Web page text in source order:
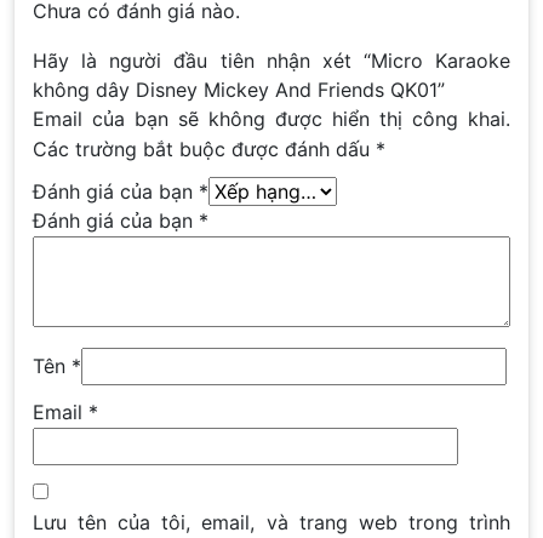
Chưa có đánh giá nào.
Hãy là người đầu tiên nhận xét “Micro Karaoke
không dây Disney Mickey And Friends QK01”
Email của bạn sẽ không được hiển thị công khai.
Các trường bắt buộc được đánh dấu *
Đánh giá của bạn *
Đánh giá của bạn *
Tên *
Email *
Lưu tên của tôi, email, và trang web trong trình